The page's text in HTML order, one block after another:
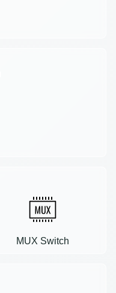
MUX Switch